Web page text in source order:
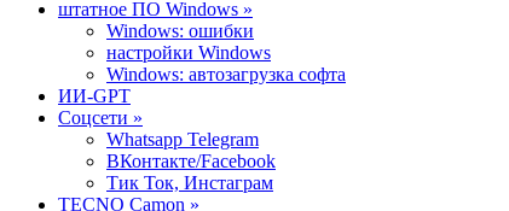
штатное ПО Windows »
Windows: ошибки
настройки Windows
Windows: автозагрузка софта
ИИ-GPT
Cоцсети »
Whatsapp Telegram
ВКонтакте/Facebook
Тик Ток, Инстаграм
TECNO Camon »